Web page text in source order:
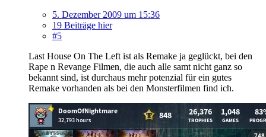
5. Dezember 2009 um 15:36
19 Beiträge hier
#5
Last House On The Left ist als Remake ja geglückt, bei den
Rape n Revange Filmen, die auch alle samt nicht ganz so
bekannt sind, ist durchaus mehr potenzial für ein gutes
Remake vorhanden als bei den Monsterfilmen find ich.